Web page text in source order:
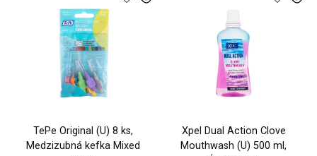
TePe Original (U) 8 ks,
Medzizubná kefka Mixed
Xpel Dual Action Clove
Mouthwash (U) 500 ml,